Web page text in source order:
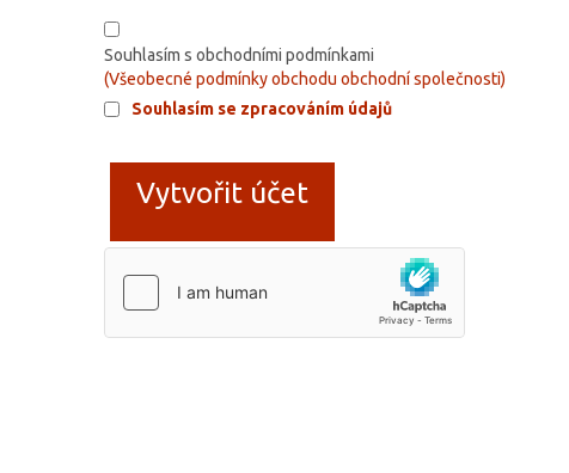
Souhlasím s obchodními podmínkami
(Všeobecné podmínky obchodu obchodní společnosti)
Souhlasím se zpracováním údajů
Vytvořit účet